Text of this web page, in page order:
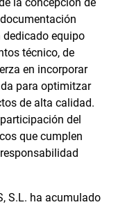
equipo
técnico, de
en incorporar
para optimitzar
de alta calidad.
del
que cumplen
S.L. ha acumulado